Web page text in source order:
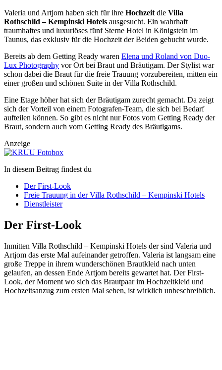
Valeria und Artjom haben sich für ihre Hochzeit die Villa
Rothschild – Kempinski Hotels ausgesucht. Ein wahrhaft
traumhaftes und luxuriöses fünf Sterne Hotel in Königstein im
Taunus, das exklusiv für die Hochzeit der Beiden gebucht wurde.
Bereits ab dem Getting Ready waren Elena und Roland von Duo-
Lux Photography vor Ort bei Braut und Bräutigam. Der Stylist war
schon dabei die Braut für die freie Trauung vorzubereiten, mitten ein
einer großen und schönen Suite in der Villa Rothschild.
Eine Etage höher hat sich der Bräutigam zurecht gemacht. Da zeigt
sich der Vorteil von einem Fotografen-Team, die sich bei Bedarf
aufteilen können. So gibt es nicht nur Fotos vom Getting Ready der
Braut, sondern auch vom Getting Ready des Bräutigams.
Anzeige
In diesem Beitrag findest du
Der First-Look
Freie Trauung in der Villa Rothschild – Kempinski Hotels
Dienstleister
Der First-Look
Inmitten Villa Rothschild – Kempinski Hotels der sind Valeria und
Artjom das erste Mal aufeinander getroffen. Valeria ist langsam eine
große Treppe in ihrem wunderschönen Brautkleid nach unten
gelaufen, an dessen Ende Artjom bereits gewartet hat. Der First-
Look, der Moment wo sich das Brautpaar im Hochzeitkleid und
Hochzeitsanzug zum ersten Mal sehen, ist wirklich unbeschreiblich.